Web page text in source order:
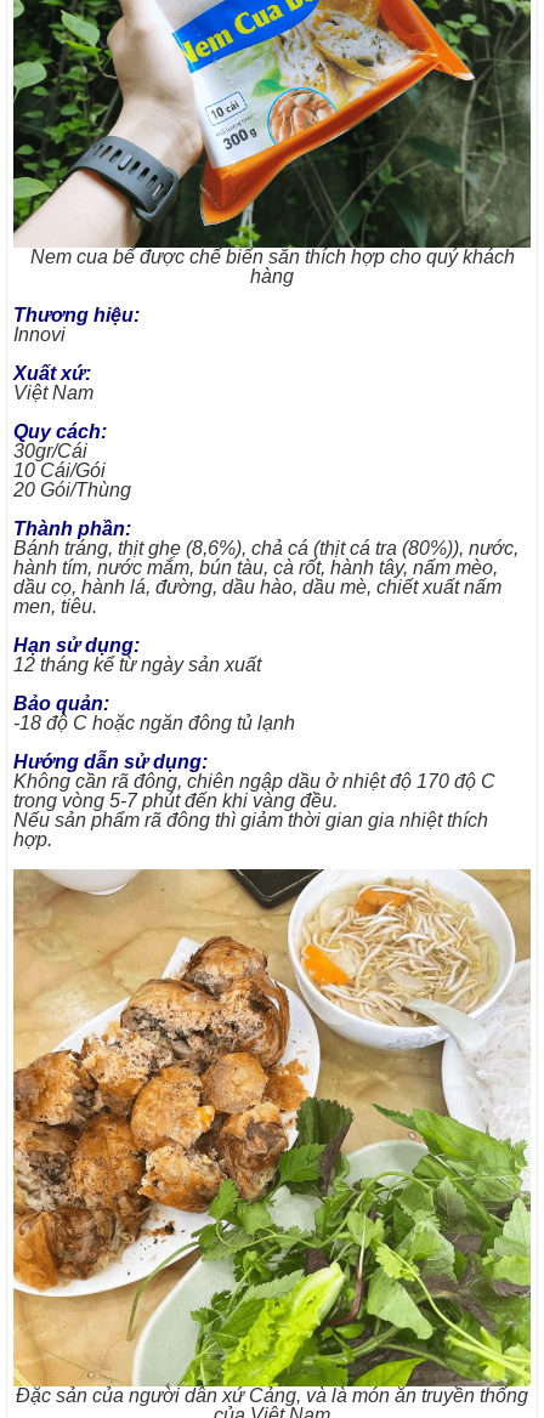
Nem cua bể được chế biến sẵn thích hợp cho quý khách
hàng
Thương hiệu:
Innovi
Xuất xứ:
Việt Nam
Quy cách:
30gr/Cái
10 Cái/Gói
20 Gói/Thùng
Thành phần:
Bánh tráng, thịt ghẹ (8,6%), chả cá (thịt cá tra (80%)), nước,
hành tím, nước mắm, bún tàu, cà rốt, hành tây, nấm mèo,
dầu cọ, hành lá, đường, dầu hào, dầu mè, chiết xuất nấm
men, tiêu.
Hạn sử dụng:
12 tháng kể từ ngày sản xuất
Bảo quản:
-18 độ C hoặc ngăn đông tủ lạnh
Hướng dẫn sử dụng:
Không cần rã đông, chiên ngập dầu ở nhiệt độ 170 độ C
trong vòng 5-7 phút đến khi vàng đều.
Nếu sản phẩm rã đông thì giảm thời gian gia nhiệt thích
hợp.
Đặc sản của người dân xứ Cảng, và là món ăn truyền thống